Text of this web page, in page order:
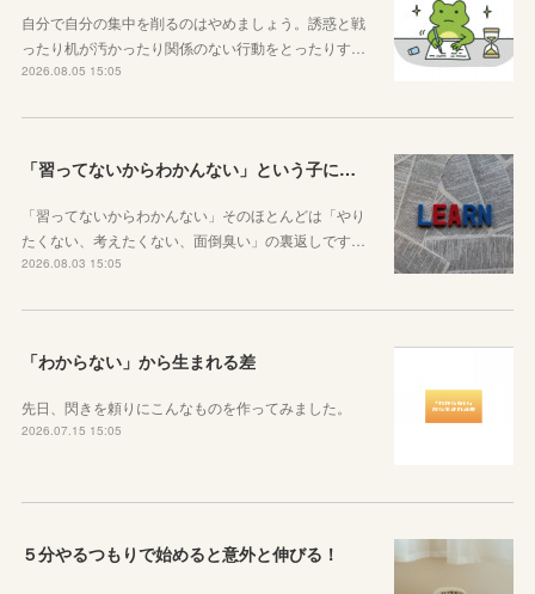
自分で自分の集中を削るのはやめましょう。誘惑と戦
ったり机が汚かったり関係のない行動をとったりす…
2026.08.05 15:05
「習ってないからわかんない」という子に伝えたい、勉強しようと思ったらその方法はいくらでもあるということ
「習ってないからわかんない」そのほとんどは「やり
たくない、考えたくない、面倒臭い」の裏返しです…
2026.08.03 15:05
「わからない」から生まれる差
先日、閃きを頼りにこんなものを作ってみました。
2026.07.15 15:05
５分やるつもりで始めると意外と伸びる！